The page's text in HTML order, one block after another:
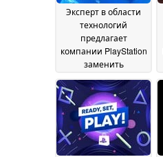
Эксперт в области
технологий
предлагает
компании PlayStation
заменить
физические диски
для PS5 на
картриджи с
памятью 3D NAND 14
July 2026